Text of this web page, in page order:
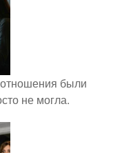
были
не могла.